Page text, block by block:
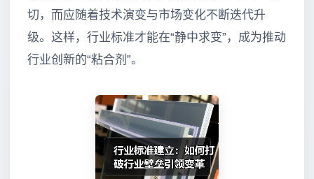
切，而应随着技术演变与市场变化不断迭代升
级。这样，行业标准才能在“静中求变”，成为推动
行业创新的“粘合剂”。